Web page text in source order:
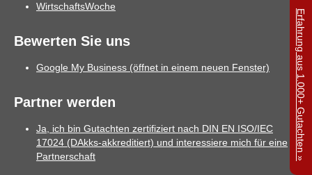
WirtschaftsWoche
Bewerten Sie uns
Google My Business (öffnet in einem neuen Fenster)
Partner werden
Ja, ich bin Gutachten zertifiziert nach DIN EN ISO/IEC
17024 (DAkks-akkreditiert) und interessiere mich für eine
Partnerschaft
Erfahrung aus 1.000+ Gutachten »